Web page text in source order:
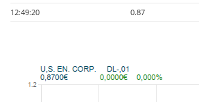
12:49:20
0.87